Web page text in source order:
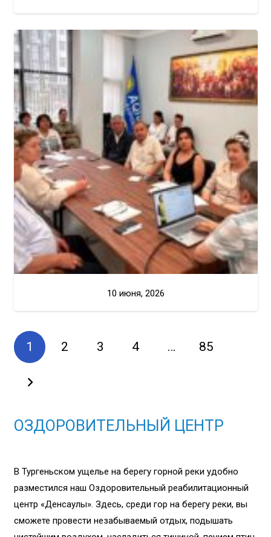
10 июня, 2026
1 2 3 4 … 85
ОЗДОРОВИТЕЛЬНЫЙ ЦЕНТР
В Тургеньском ущелье на берегу горной реки удобно
разместился наш Оздоровительный реабилитационный
центр «Денсаулық». Здесь, среди гор на берегу реки, вы
сможете провести незабываемый отдых, подышать